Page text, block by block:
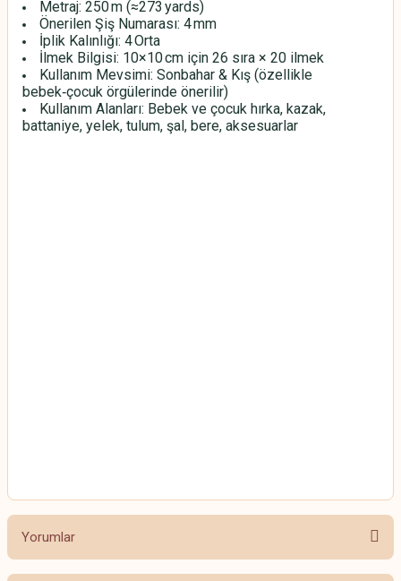
Metraj: 250 m (≈273 yards)
Önerilen Şiş Numarası: 4 mm
İplik Kalınlığı: 4 Orta
İlmek Bilgisi: 10×10 cm için 26 sıra × 20 ilmek
Kullanım Mevsimi: Sonbahar & Kış (özellikle
bebek‑çocuk örgülerinde önerilir)
Kullanım Alanları: Bebek ve çocuk hırka, kazak,
battaniye, yelek, tulum, şal, bere, aksesuarlar
Yorumlar